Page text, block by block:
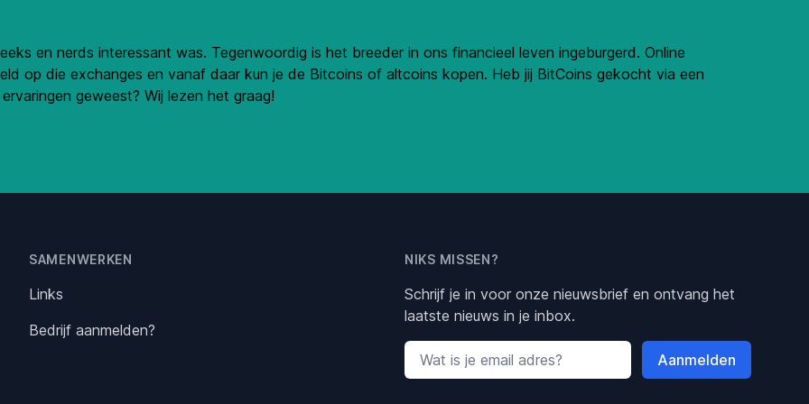
en nerds interessant was. Tegenwoordig is het breeder in ons financieel leven ingeburgerd. Online
op die exchanges en vanaf daar kun je de Bitcoins of altcoins kopen. Heb jij BitCoins gekocht via een
geweest? Wij lezen het graag!
SAMENWERKEN
Links
Bedrijf aanmelden?
NIKS MISSEN?
Schrijf je in voor onze nieuwsbrief en ontvang het
laatste nieuws in je inbox.
Email address
Aanmelden